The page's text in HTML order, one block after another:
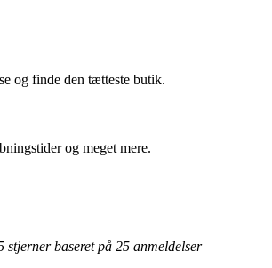
og finde den tætteste butik.
og meget mere.
stjerner baseret på 25 anmeldelser